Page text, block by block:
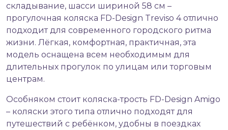
складывание, шасси шириной 58 см –
прогулочная коляска FD-Design Treviso 4 отлично
подходит для современного городского ритма
жизни. Лёгкая, комфортная, практичная, эта
модель оснащена всем необходимым для
длительных прогулок по улицам или торговым
центрам.
Особняком стоит коляска-трость FD-Design Amigo
– коляски этого типа отлично подходят для
путешествий с ребёнком, удобны в поездках